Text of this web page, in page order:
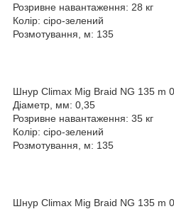
Розривне навантаження: 28 кг
Колір: сіро-зелений
Розмотування, м: 135
Шнур Climax Mig Braid NG 135 m
Діаметр, мм: 0,35
Розривне навантаження: 35 кг
Колір: сіро-зелений
Розмотування, м: 135
Шнур Climax Mig Braid NG 135 m